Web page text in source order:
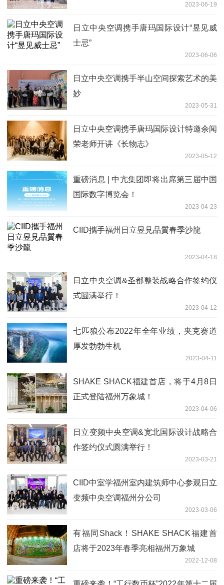
2023-06-19
日立中央空调携手唐玛国际设计“昱见威
士忌”
2023-06-06
日立中央空调携手半山空间探索艺术的美
妙
2023-05-31
日立中央空调携手唐玛国际设计特邀余闻
荣老师开讲《长物志》
2023-05-12
重磅消息 | 中亢集团即将出席第三届中国
国际数字博览会！
2023-04-23
CIID攜手福州日立昱見品質春季沙龍
2023-04-18
日立中央空调&圣都整装战略合作签约仪
式圆满举行！
2023-04-12
七匹狼公布2022年全年业绩，夹克赛道
厚发勃勃生机
2023-04-11
SHAKE SHACK福建首店，将于4月8日
正式登陆福州万象城！
2023-04-06
日立变频中央空调&宽北国际设计战略合
作签约仪式圆满举行！
2023-03-21
CIID中室学福州室内建筑师中心参观日立
变频中央空调福州分公司
2023-03-06
有福同Shack！SHAKE SHACK福建首
店将于2023年春季亮相福州万象城
2022-12-08